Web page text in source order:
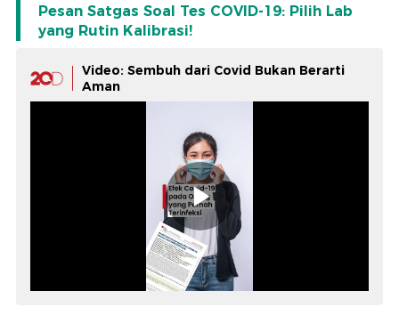
Pesan Satgas Soal Tes COVID-19: Pilih Lab
yang Rutin Kalibrasi!
Video: Sembuh dari Covid Bukan Berarti
Aman